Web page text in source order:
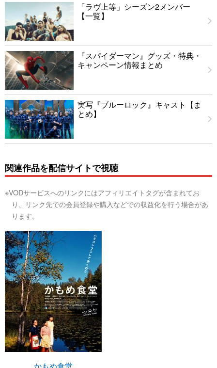
「ラヴ上等」シーズン2メンバー
【一覧】
『スパイダーマン』グッズ・特典・
キャンペーン情報まとめ
実写『ブルーロック』キャスト【ま
とめ】
関連作品を配信サイトで視聴
※VODサービスへのリンクにはアフィリエイトタグが含まれてお
り、リンク先での会員登録や購入などでの収益化を行う場合があ
ります。